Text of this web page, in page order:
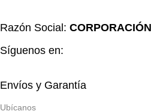
Razón Social:
Síguenos en:
Envíos y Garantía
Ubícanos